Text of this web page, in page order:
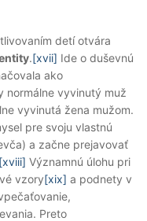
detí otvára
.[xvii] Ide o duševnú
ako
normálne vyvinutý muž
vyvinutá žena mužom.
pre svoju vlastnú
a začne prejavovať
[xviii] Významnú úlohu pri
vzory[xix] a podnety v
Preto